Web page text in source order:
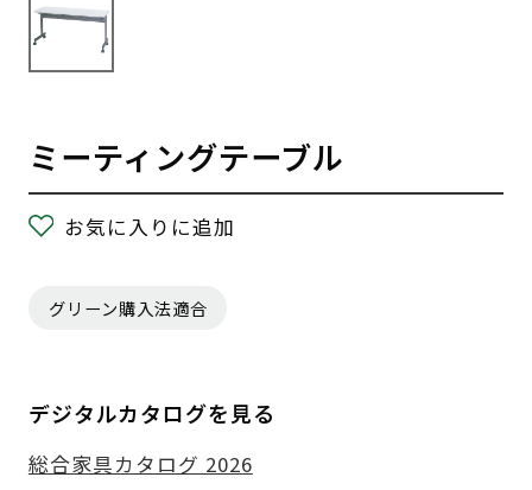
ミーティングテーブル
お気に入りに追加
グリーン購入法適合
デジタルカタログを見る
総合家具カタログ 2026